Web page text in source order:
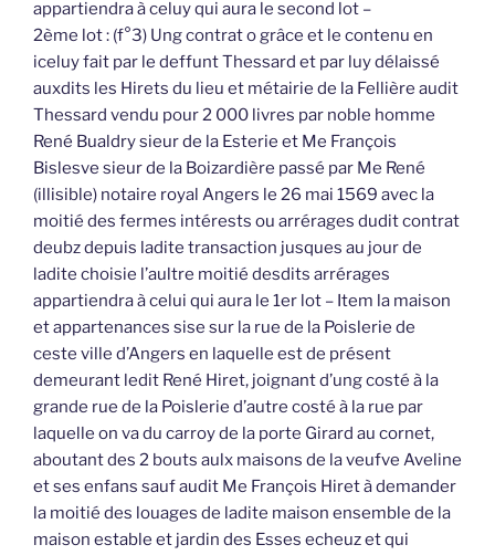
appartiendra à celuy qui aura le second lot –
2ème lot : (f°3) Ung contrat o grâce et le contenu en
iceluy fait par le deffunt Thessard et par luy délaissé
auxdits les Hirets du lieu et métairie de la Fellière audit
Thessard vendu pour 2 000 livres par noble homme
René Bualdry sieur de la Esterie et Me François
Bislesve sieur de la Boizardière passé par Me René
(illisible) notaire royal Angers le 26 mai 1569 avec la
moitié des fermes intérests ou arrérages dudit contrat
deubz depuis ladite transaction jusques au jour de
ladite choisie l’aultre moitié desdits arrérages
appartiendra à celui qui aura le 1er lot – Item la maison
et appartenances sise sur la rue de la Poislerie de
ceste ville d’Angers en laquelle est de présent
demeurant ledit René Hiret, joignant d’ung costé à la
grande rue de la Poislerie d’autre costé à la rue par
laquelle on va du carroy de la porte Girard au cornet,
aboutant des 2 bouts aulx maisons de la veufve Aveline
et ses enfans sauf audit Me François Hiret à demander
la moitié des louages de ladite maison ensemble de la
maison estable et jardin des Esses echeuz et qui